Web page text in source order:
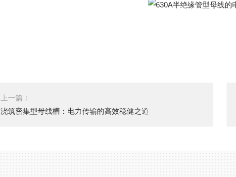
上一篇：
浇筑密集型母线槽：电力传输的高效稳健之道